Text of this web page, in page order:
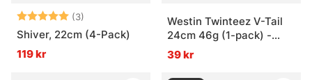
Betyg: (3)
5.0 utav 5 stjärnor
Shiver, 22cm (4-Pack)
119 kr
Westin Twinteez V-Tail
24cm 46g (1-pack) -
Blue N' Yellow
39 kr